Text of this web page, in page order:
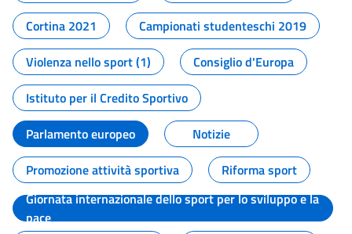
Cortina 2021
Campionati studenteschi 2019
Violenza nello sport (1)
Consiglio d'Europa
Istituto per il Credito Sportivo
Parlamento europeo
Notizie
Promozione attività sportiva
Riforma sport
Giornata internazionale dello sport per lo sviluppo e la
pace